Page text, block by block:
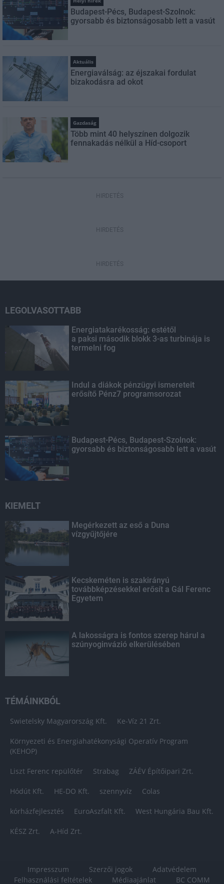
Budapest-Pécs, Budapest-Szolnok:
gyorsabb és biztonságosabb lett a vasút
Aktuális
Energiaválság: az éjszakai fordulat
bizakodásra ad okot
Gazdaság
Több mint 40 helyszínen dolgozik
fennakadás nélkül a Híd-csoport
HIRDETÉS
HIRDETÉS
HIRDETÉS
LEGOLVASOTTABB
Energiatakarékosság: estétől
a paksi második blokk 3-as turbinája is
termelni fog
Indul a diákok pénzügyi ismereteit
erősítő Pénz7 programsorozat
Budapest-Pécs, Budapest-Szolnok:
gyorsabb és biztonságosabb lett a vasút
KIEMELT
Megérkezett az eső a Duna
vízgyűjtőjére
Kecskeméten is szakirányú
továbbképzésekkel erősít a Gál Ferenc
Egyetem
A lakosságra is fontos szerep hárul a
szúnyoginvázió elkerülésében
TÉMÁINKBÓL
Swietelsky Magyarország Kft. Ke-Víz 21 Zrt.
Környezeti és Energiahatékonysági Operatív Program
(KEHOP)
Liszt Ferenc repülőtér Strabag ZÁÉV Építőipari Zrt.
Hódút Kft. HE-DO Kft. szennyvíz Colas
kórházfejlesztés EuroAszfalt Kft. West Hungária Bau Kft.
KÉSZ Zrt. A-Híd Zrt.
Impresszum Szerzői jogok
Adatvédelem
Felhasználási feltételek
Médiaajánlat BC COMM